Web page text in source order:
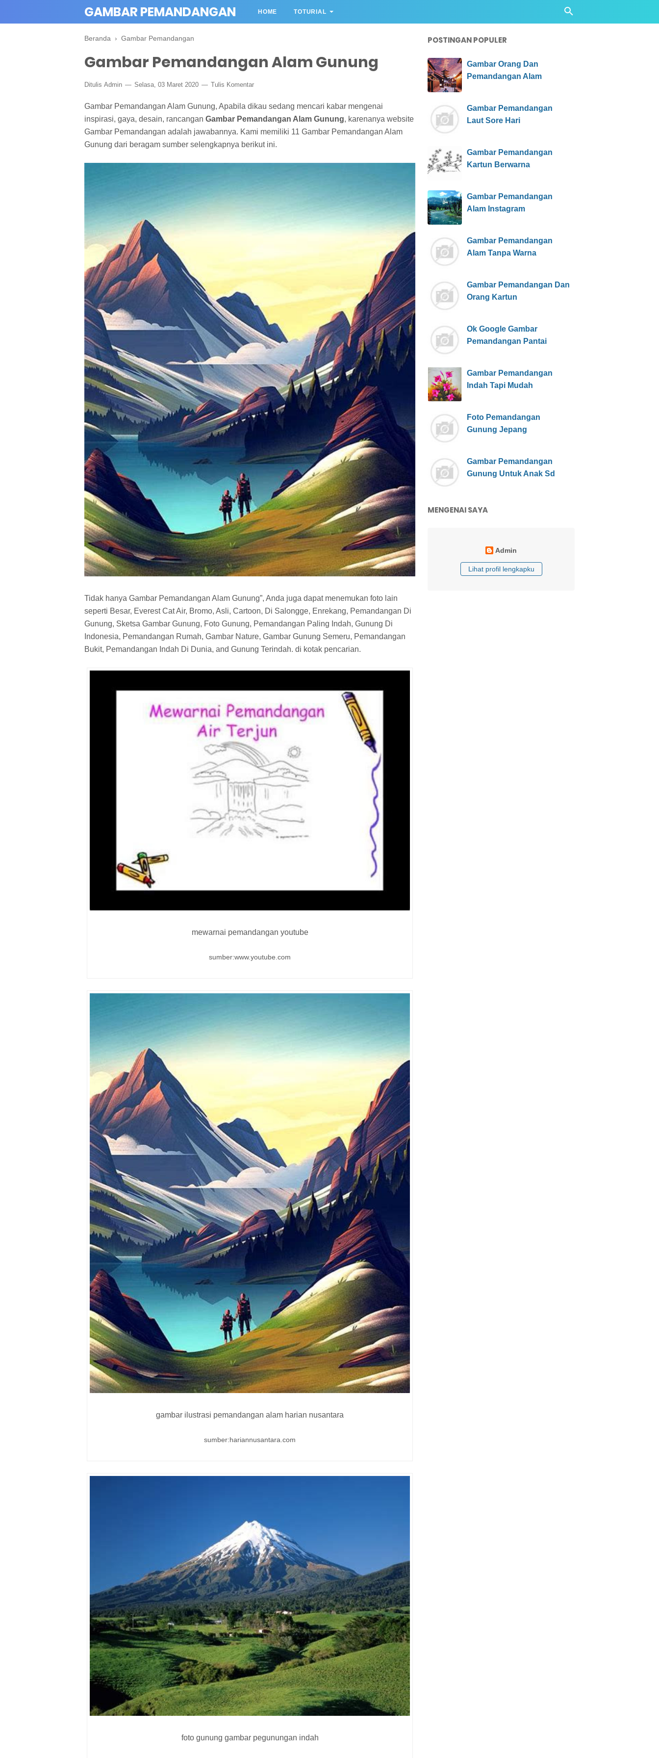
GAMBAR PEMANDANGAN HOME TOTURIAL
Beranda › Gambar Pemandangan
Gambar Pemandangan Alam Gunung
Ditulis Admin Selasa, 03 Maret 2020 Tulis Komentar
Gambar Pemandangan Alam Gunung, Apabila dikau sedang mencari kabar mengenai
inspirasi, gaya, desain, rancangan Gambar Pemandangan Alam Gunung, karenanya website
Gambar Pemandangan adalah jawabannya. Kami memiliki 11 Gambar Pemandangan Alam
Gunung dari beragam sumber selengkapnya berikut ini.
Tidak hanya Gambar Pemandangan Alam Gunung”, Anda juga dapat menemukan foto lain
seperti Besar, Everest Cat Air, Bromo, Asli, Cartoon, Di Salongge, Enrekang, Pemandangan Di
Gunung, Sketsa Gambar Gunung, Foto Gunung, Pemandangan Paling Indah, Gunung Di
Indonesia, Pemandangan Rumah, Gambar Nature, Gambar Gunung Semeru, Pemandangan
Bukit, Pemandangan Indah Di Dunia, and Gunung Terindah. di kotak pencarian.
mewarnai pemandangan youtube
sumber:www.youtube.com
gambar ilustrasi pemandangan alam harian nusantara
sumber:hariannusantara.com
foto gunung gambar pegunungan indah
POSTINGAN POPULER
Gambar Orang Dan
Pemandangan Alam
Gambar Pemandangan
Laut Sore Hari
Gambar Pemandangan
Kartun Berwarna
Gambar Pemandangan
Alam Instagram
Gambar Pemandangan
Alam Tanpa Warna
Gambar Pemandangan Dan
Orang Kartun
Ok Google Gambar
Pemandangan Pantai
Gambar Pemandangan
Indah Tapi Mudah
Foto Pemandangan
Gunung Jepang
Gambar Pemandangan
Gunung Untuk Anak Sd
MENGENAI SAYA
Admin
Lihat profil lengkapku